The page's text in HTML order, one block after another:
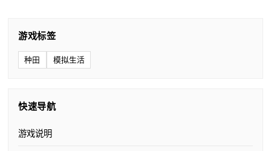
游戏标签
种田 模拟生活
快速导航
游戏说明